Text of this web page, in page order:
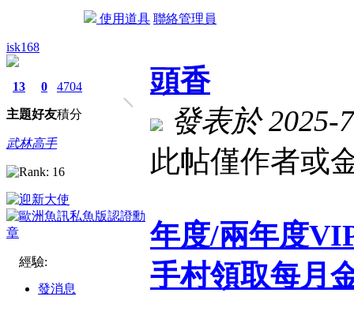
使用道具 聯絡管理員
isk168
13
主題
0
好友
4704
積分
武林高手
經驗:
發消息
頭香
發表於 2025-
此帖僅作者或
年度/兩年度
手村領取每月